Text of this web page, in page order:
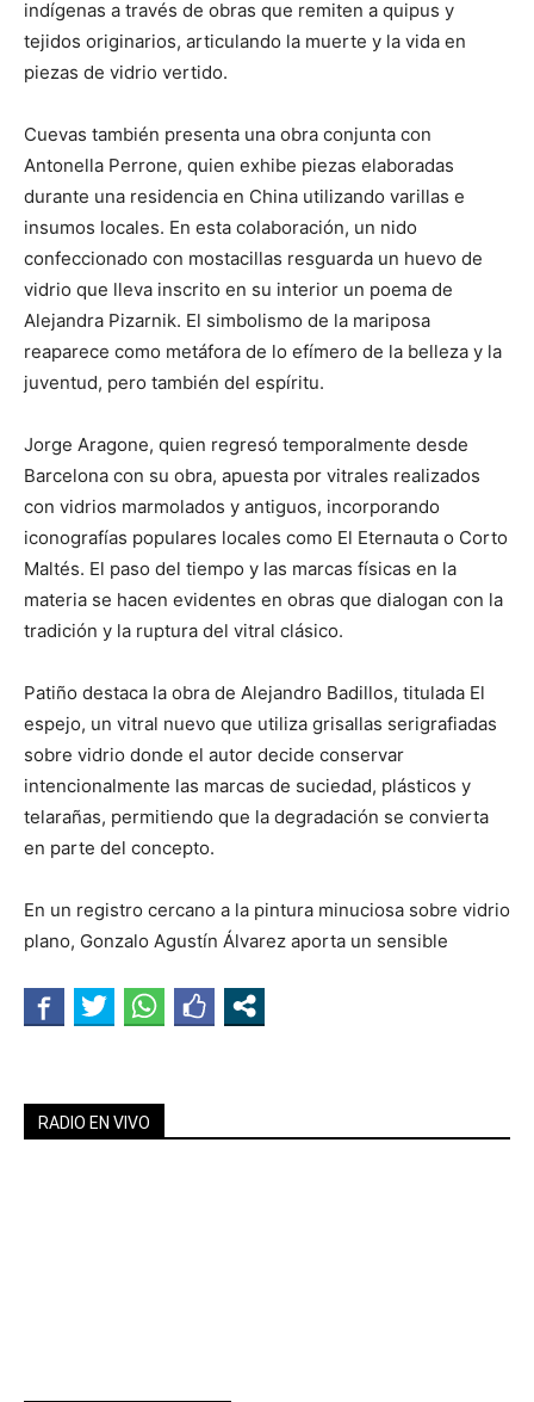
indígenas a través de obras que remiten a quipus y
tejidos originarios, articulando la muerte y la vida en
piezas de vidrio vertido.
Cuevas también presenta una obra conjunta con
Antonella Perrone, quien exhibe piezas elaboradas
durante una residencia en China utilizando varillas e
insumos locales. En esta colaboración, un nido
confeccionado con mostacillas resguarda un huevo de
vidrio que lleva inscrito en su interior un poema de
Alejandra Pizarnik. El simbolismo de la mariposa
reaparece como metáfora de lo efímero de la belleza y la
juventud, pero también del espíritu.
Jorge Aragone, quien regresó temporalmente desde
Barcelona con su obra, apuesta por vitrales realizados
con vidrios marmolados y antiguos, incorporando
iconografías populares locales como El Eternauta o Corto
Maltés. El paso del tiempo y las marcas físicas en la
materia se hacen evidentes en obras que dialogan con la
tradición y la ruptura del vitral clásico.
Patiño destaca la obra de Alejandro Badillos, titulada El
espejo, un vitral nuevo que utiliza grisallas serigrafiadas
sobre vidrio donde el autor decide conservar
intencionalmente las marcas de suciedad, plásticos y
telarañas, permitiendo que la degradación se convierta
en parte del concepto.
En un registro cercano a la pintura minuciosa sobre vidrio
plano, Gonzalo Agustín Álvarez aporta un sensible
RADIO EN VIVO